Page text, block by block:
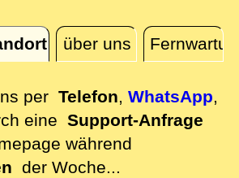
über uns
per Telefon, WhatsApp,
eine Support-Anfrage
während
der Woche...